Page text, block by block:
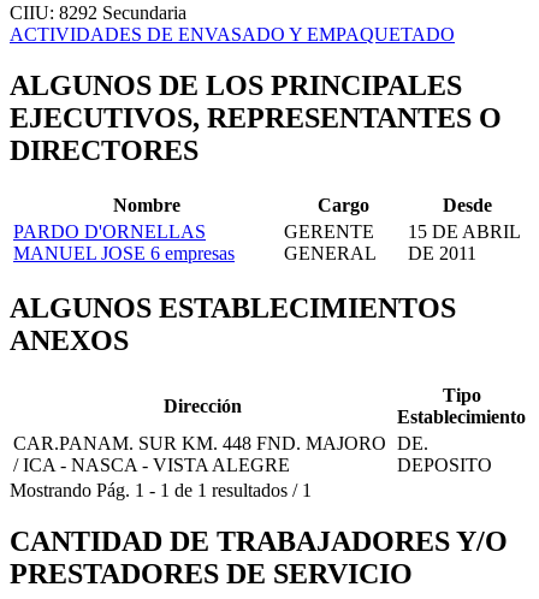
CIIU: 8292 Secundaria
ACTIVIDADES DE ENVASADO Y EMPAQUETADO
ALGUNOS DE LOS PRINCIPALES
EJECUTIVOS, REPRESENTANTES O
DIRECTORES
Nombre Cargo
Desde
PARDO D'ORNELLAS
MANUEL JOSE 6 empresas
GERENTE
GENERAL
15 DE ABRIL
DE 2011
ALGUNOS ESTABLECIMIENTOS
ANEXOS
Dirección
Tipo
Establecimiento
CAR.PANAM. SUR KM. 448 FND. MAJORO
/ ICA - NASCA - VISTA ALEGRE
DE.
DEPOSITO
Mostrando Pág. 1 - 1 de 1 resultados / 1
CANTIDAD DE TRABAJADORES Y/O
PRESTADORES DE SERVICIO